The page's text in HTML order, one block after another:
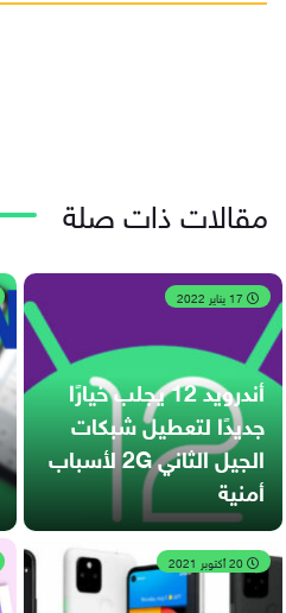
مقالات ذات صلة
أندرويد 12 يجلب خيارًا
جديدًا لتعطيل شبكات
الجيل الثاني 2G لأسباب
أمنية